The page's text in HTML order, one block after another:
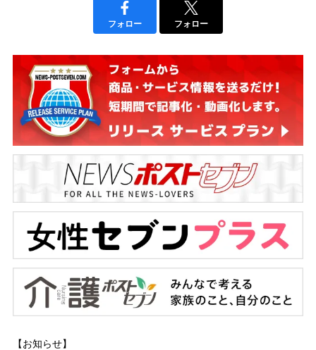
フォロー フォロー
【お知らせ】